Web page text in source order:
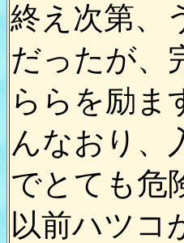
終え次第、
だったが、
ららを励ま
んなおり、
でとても危
以前ハツコ